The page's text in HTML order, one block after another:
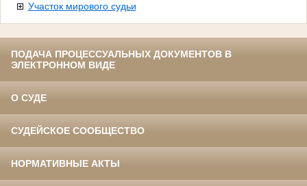
Участок мирового судьи
ПОДАЧА ПРОЦЕССУАЛЬНЫХ ДОКУМЕНТОВ В
ЭЛЕКТРОННОМ ВИДЕ
О СУДЕ
СУДЕЙСКОЕ СООБЩЕСТВО
НОРМАТИВНЫЕ АКТЫ